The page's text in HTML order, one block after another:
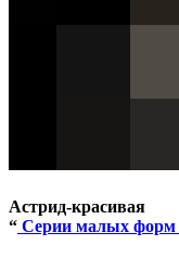
Астрид-красивая
“ Серии малых форм